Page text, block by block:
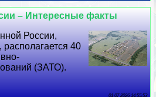
– Интересные факты
России,
40
(ЗАТО).
01 07 2026 14:55:53